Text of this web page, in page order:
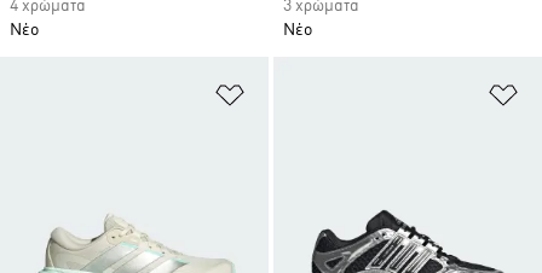
4 χρώματα
Νέο
3 χρώματα
Νέο
Προσθήκη στη Λίστα Επιθυμιών